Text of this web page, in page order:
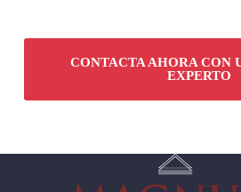
CONTACTA AHORA CON
EXPERTO